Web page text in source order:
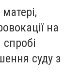
на
суду з